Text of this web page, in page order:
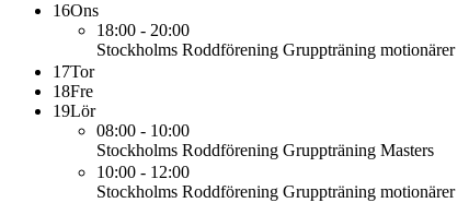
16Ons
18:00 - 20:00
Stockholms Roddförening Gruppträning motionärer
17Tor
18Fre
19Lör
08:00 - 10:00
Stockholms Roddförening Gruppträning Masters
10:00 - 12:00
Stockholms Roddförening Gruppträning motionärer